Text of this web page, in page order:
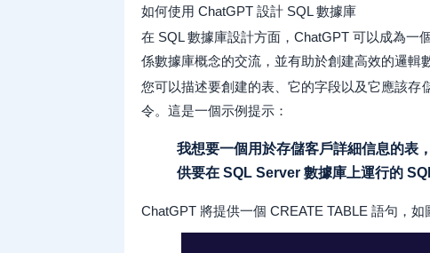
如何使用 ChatGPT 設計 SQL 數據庫
在 SQL 數據庫設計方面，ChatGPT 可以成為一
係數據庫概念的交流，並有助於創建高效的邏輯
您可以描述要創建的表、它的字段以及它應該存
令。這是一個示例提示：
我想要一個用於存儲客戶詳細信息的表
供要在 SQL Server 數據庫上運行的
ChatGPT 將提供一個 CREATE TABLE 語句，如